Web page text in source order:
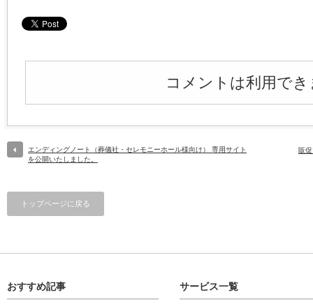
コメントは利用で
エンディングノート（葬儀社・セレモニーホール様向け） 専用サイト
を公開いたしました。
販
トップページに戻る
おすすめ記事 サービス一覧